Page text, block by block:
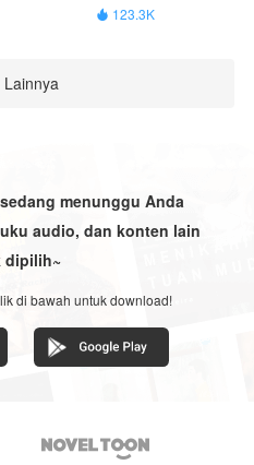
 123.3K
Lainnya
menunggu Anda
audio, dan konten lain
dipilih~
di bawah untuk download!
